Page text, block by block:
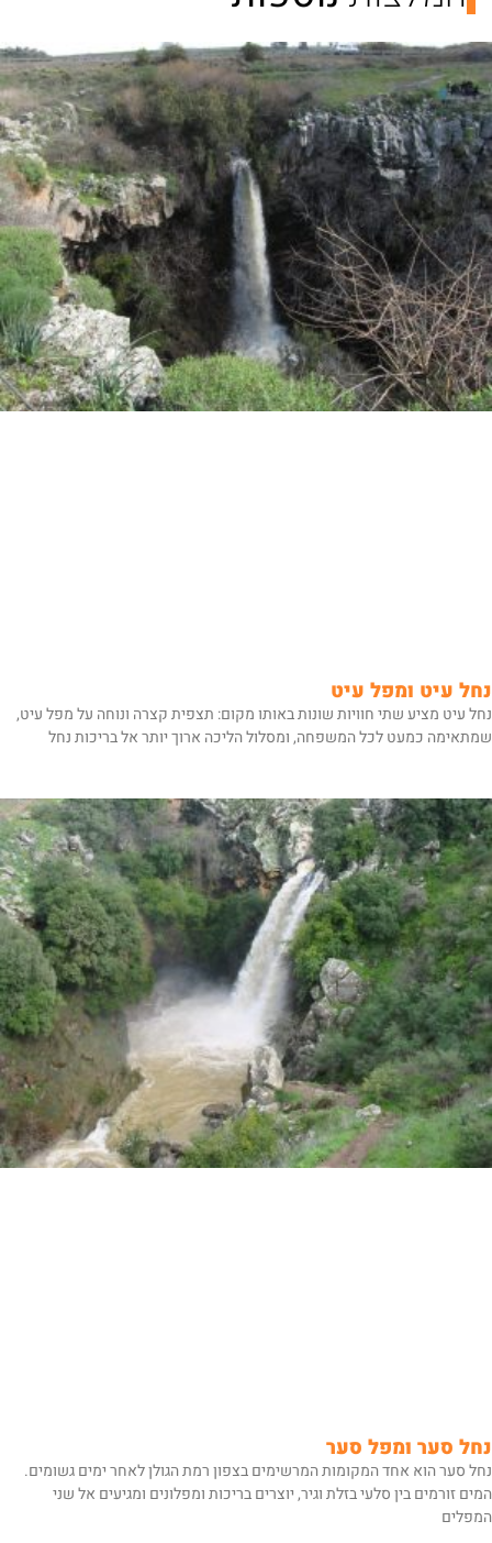
נחל עיט ומפל עיט
נחל עיט מציע שתי חוויות שונות באותו מקום: תצפית קצרה ונוחה על מפל עיט,
שמתאימה כמעט לכל המשפחה, ומסלול הליכה ארוך יותר אל בריכות נחל
נחל סער ומפל סער
נחל סער הוא אחד המקומות המרשימים בצפון רמת הגולן לאחר ימים גשומים.
המים זורמים בין סלעי בזלת וגיר, יוצרים בריכות ומפלונים ומגיעים אל שני
המפלים